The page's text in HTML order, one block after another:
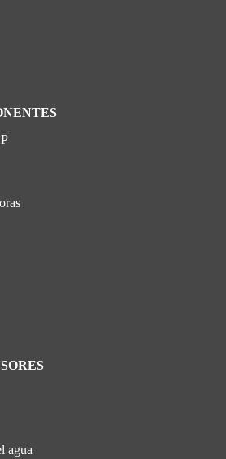
agua